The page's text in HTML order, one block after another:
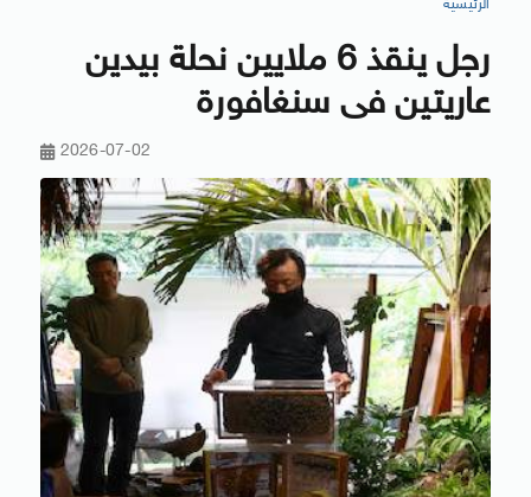
الرئيسية
رجل ينقذ 6 ملايين نحلة بيدين
عاريتين فى سنغافورة
2026-07-02